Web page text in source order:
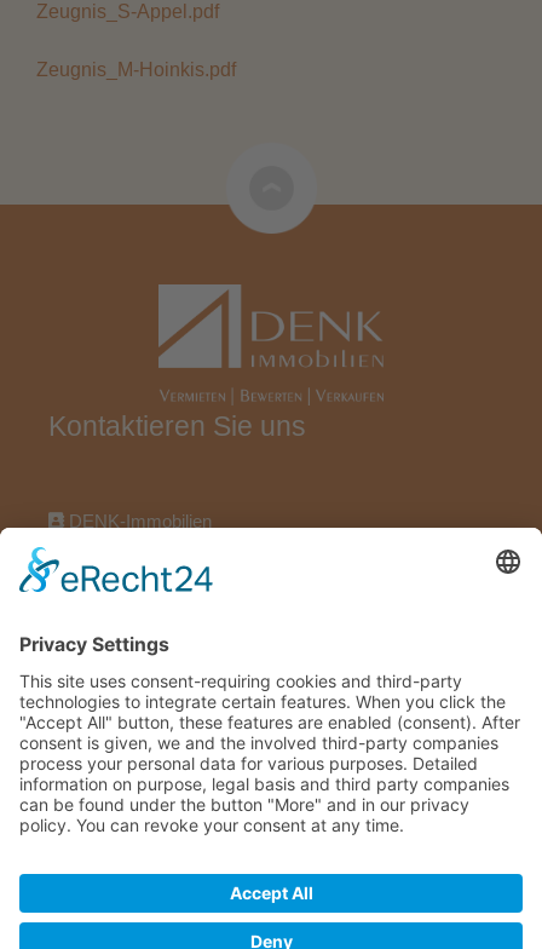
Zeugnis_S-Appel.pdf
Zeugnis_M-Hoinkis.pdf
Kontaktieren Sie uns
DENK-Immobilien
09321922696
Maklervertrag widerrufen